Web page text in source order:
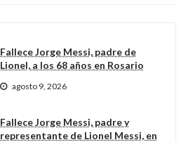
Fallece Jorge Messi, padre de
Lionel, a los 68 años en Rosario
agosto 9, 2026
Fallece Jorge Messi, padre y
representante de Lionel Messi, en